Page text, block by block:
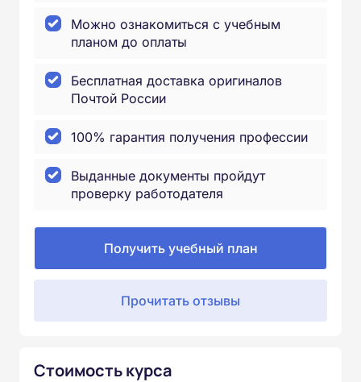
Можно ознакомиться с учебным
планом до оплаты
Бесплатная доставка оригиналов
Почтой России
100% гарантия получения профессии
Выданные документы пройдут
проверку работодателя
Получить учебный план
Прочитать отзывы
Стоимость курса